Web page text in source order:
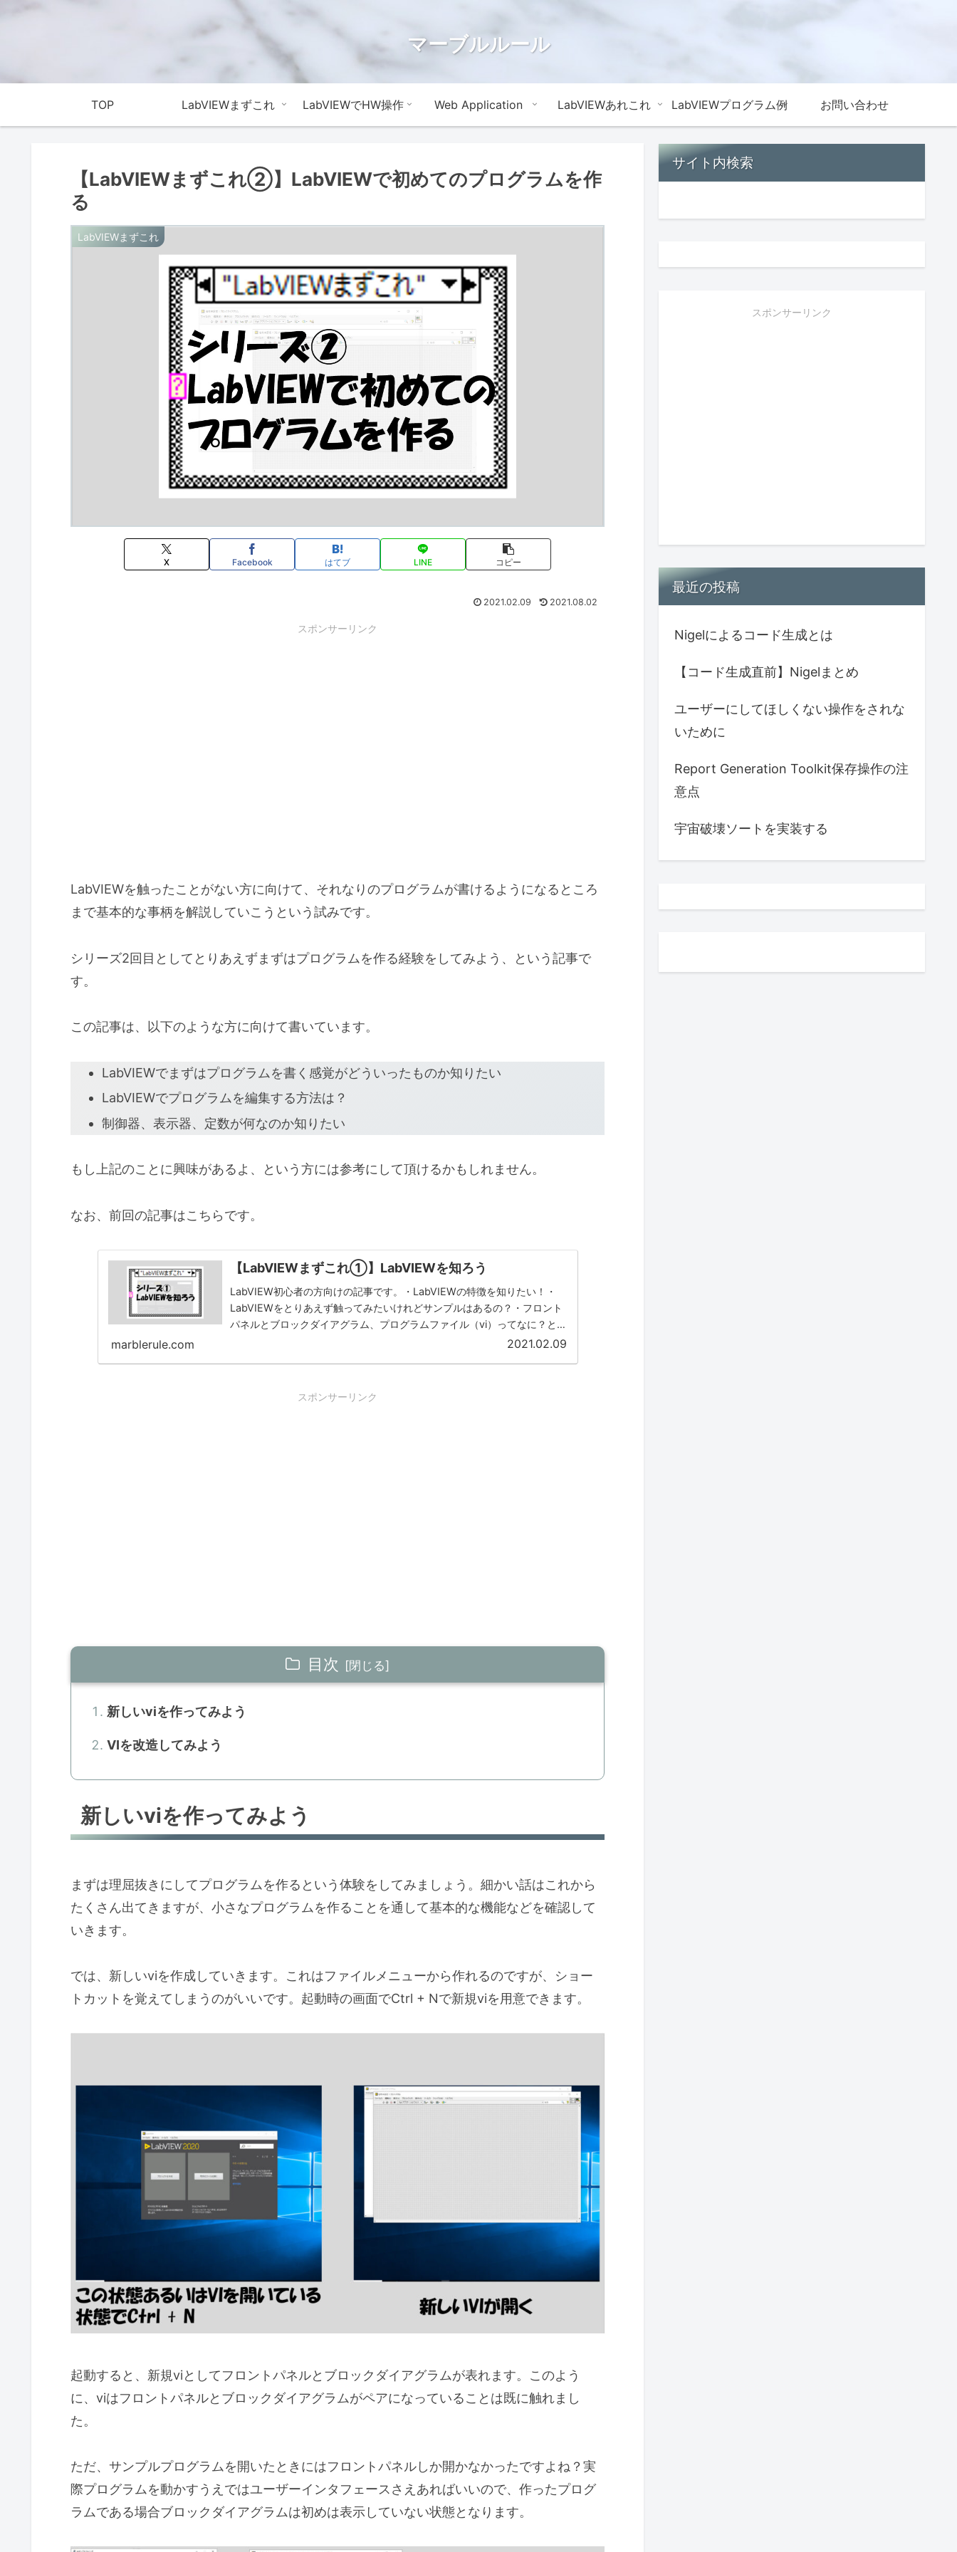
マーブルルール
TOP LabVIEWまずこれ LabVIEWでHW操作 Web Application LabVIEWあれこれ LabVIEWプログラム例 お問い合わせ
【LabVIEWまずこれ②】LabVIEWで初めてのプログラムを作
る
LabVIEWまずこれ
X Facebook はてブ LINE コピー
2021.02.09 2021.08.02
スポンサーリンク
LabVIEWを触ったことがない方に向けて、それなりのプログラムが書けるようになるところ
まで基本的な事柄を解説していこうという試みです。
シリーズ2回目としてとりあえずまずはプログラムを作る経験をしてみよう、という記事で
す。
この記事は、以下のような方に向けて書いています。
LabVIEWでまずはプログラムを書く感覚がどういったものか知りたい
LabVIEWでプログラムを編集する方法は？
制御器、表示器、定数が何なのか知りたい
もし上記のことに興味があるよ、という方には参考にして頂けるかもしれません。
なお、前回の記事はこちらです。
【LabVIEWまずこれ①】LabVIEWを知ろう
LabVIEW初心者の方向けの記事です。・LabVIEWの特徴を知りたい！・
LabVIEWをとりあえず触ってみたいけれどサンプルはあるの？・フロント
パネルとブロックダイアグラム、プログラムファイル（vi）ってなに？とい
marblerule.com 2021.02.09
スポンサーリンク
目次
新しいviを作ってみよう
VIを改造してみよう
新しいviを作ってみよう
まずは理屈抜きにしてプログラムを作るという体験をしてみましょう。細かい話はこれから
たくさん出てきますが、小さなプログラムを作ることを通して基本的な機能などを確認して
いきます。
では、新しいviを作成していきます。これはファイルメニューから作れるのですが、ショー
トカットを覚えてしまうのがいいです。起動時の画面でCtrl + Nで新規viを用意できます。
起動すると、新規viとしてフロントパネルとブロックダイアグラムが表れます。このよう
に、viはフロントパネルとブロックダイアグラムがペアになっていることは既に触れまし
た。
ただ、サンプルプログラムを開いたときにはフロントパネルしか開かなかったですよね？実
際プログラムを動かすうえではユーザーインタフェースさえあればいいので、作ったプログ
ラムである場合ブロックダイアグラムは初めは表示していない状態となります。
サイト内検索
スポンサーリンク
最近の投稿
Nigelによるコード生成とは
【コード生成直前】Nigelまとめ
ユーザーにしてほしくない操作をされな
いために
Report Generation Toolkit保存操作の注
意点
宇宙破壊ソートを実装する